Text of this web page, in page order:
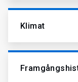
Klimat